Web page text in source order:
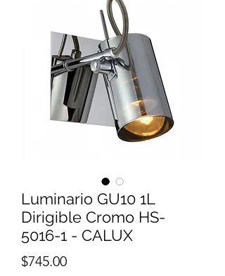
Luminario GU10 1L
Dirigible Cromo HS-
5016-1 - CALUX
$745.00Precio